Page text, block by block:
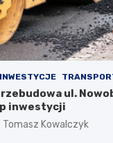
INWESTYCJE
ul.
inwestycji
Tomasz Kowalczyk